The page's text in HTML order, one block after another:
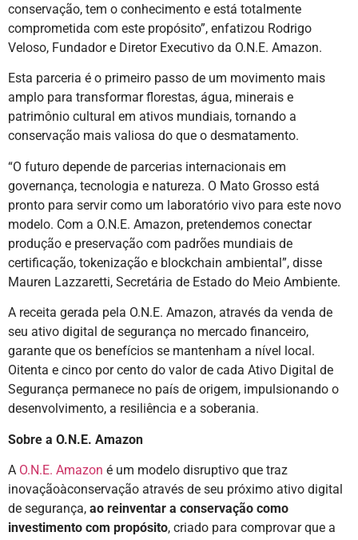
conservação, tem o conhecimento e está totalmente
comprometida com este propósito”, enfatizou Rodrigo
Veloso, Fundador e Diretor Executivo da O.N.E. Amazon.
Esta parceria é o primeiro passo de um movimento mais
amplo para transformar florestas, água, minerais e
patrimônio cultural em ativos mundiais, tornando a
conservação mais valiosa do que o desmatamento.
“O futuro depende de parcerias internacionais em
governança, tecnologia e natureza. O Mato Grosso está
pronto para servir como um laboratório vivo para este novo
modelo. Com a O.N.E. Amazon, pretendemos conectar
produção e preservação com padrões mundiais de
certificação, tokenização e blockchain ambiental”, disse
Mauren Lazzaretti, Secretária de Estado do Meio Ambiente.
A receita gerada pela O.N.E. Amazon, através da venda de
seu ativo digital de segurança no mercado financeiro,
garante que os benefícios se mantenham a nível local.
Oitenta e cinco por cento do valor de cada Ativo Digital de
Segurança permanece no país de origem, impulsionando o
desenvolvimento, a resiliência e a soberania.
Sobre a O.N.E. Amazon
A O.N.E. Amazon é um modelo disruptivo que traz
inovaçãoàconservação através de seu próximo ativo digital
de segurança, ao reinventar a conservação como
investimento com propósito, criado para comprovar que a